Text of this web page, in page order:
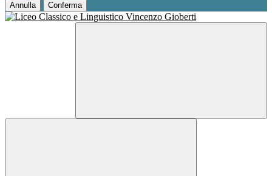
Annulla Conferma